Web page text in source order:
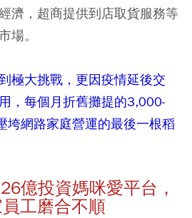
濟，超商提供到店取貨服務等
場。
極大挑戰，更因疫情延後交
，每個月折舊攤提的3,000-
垮網路家庭營運的最後一根稻
億投資媽咪愛平台，
工磨合不順